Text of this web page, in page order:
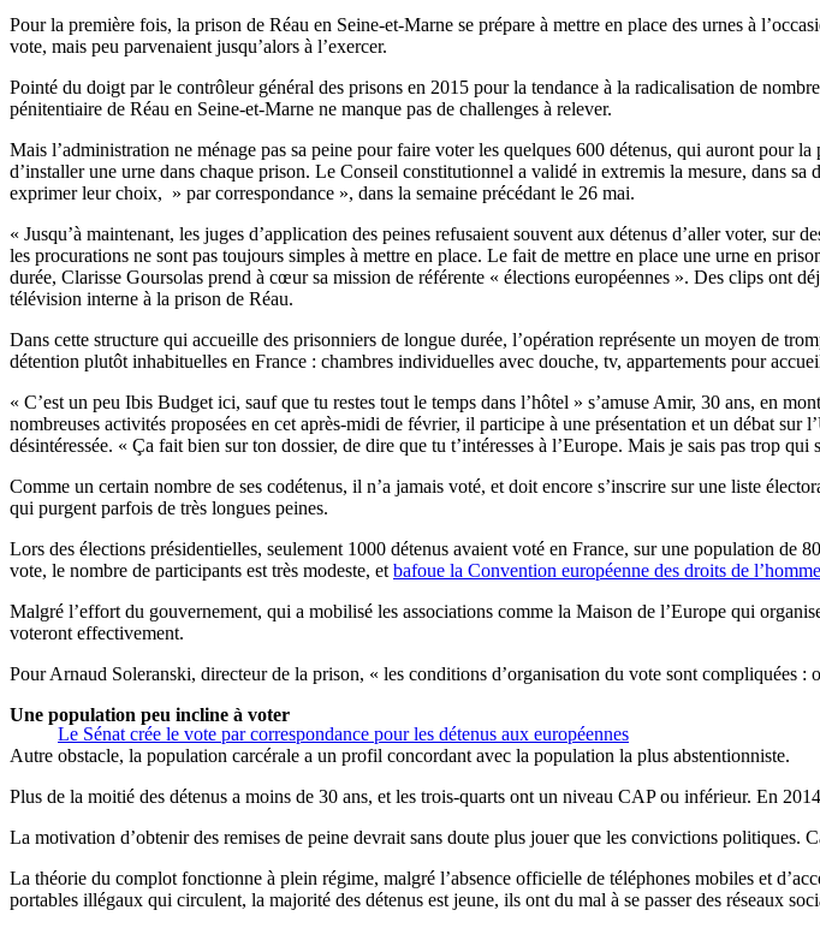
Pour la première fois, la prison de Réau en Seine-et-Marne se prépare à mettre en place des urnes à
vote, mais peu parvenaient jusqu’alors à l’exercer.
Pointé du doigt par le contrôleur général des prisons en 2015 pour la tendance à la radicalisation de
pénitentiaire de Réau en Seine-et-Marne ne manque pas de challenges à relever.
Mais l’administration ne ménage pas sa peine pour faire voter les quelques 600 détenus, qui auront pour
d’installer une urne dans chaque prison. Le Conseil constitutionnel a validé in extremis la mesure, dans
exprimer leur choix, » par correspondance », dans la semaine précédant le 26 mai.
« Jusqu’à maintenant, les juges d’application des peines refusaient souvent aux détenus d’aller voter,
les procurations ne sont pas toujours simples à mettre en place. Le fait de mettre en place une urne en
durée, Clarisse Goursolas prend à cœur sa mission de référente « élections européennes ». Des clips ont
télévision interne à la prison de Réau.
Dans cette structure qui accueille des prisonniers de longue durée, l’opération représente un moyen de
détention plutôt inhabituelles en France : chambres individuelles avec douche, tv, appartements pour
« C’est un peu Ibis Budget ici, sauf que tu restes tout le temps dans l’hôtel » s’amuse Amir, 30 ans, en
nombreuses activités proposées en cet après-midi de février, il participe à une présentation et un débat
désintéressée. « Ça fait bien sur ton dossier, de dire que tu t’intéresses à l’Europe. Mais je sais pas trop qui
Comme un certain nombre de ses codétenus, il n’a jamais voté, et doit encore s’inscrire sur une liste
qui purgent parfois de très longues peines.
Lors des élections présidentielles, seulement 1000 détenus avaient voté en France, sur une population de
vote, le nombre de participants est très modeste, et bafoue la Convention européenne des droits de l’homme
Malgré l’effort du gouvernement, qui a mobilisé les associations comme la Maison de l’Europe qui
voteront effectivement.
Pour Arnaud Soleranski, directeur de la prison, « les conditions d’organisation du vote sont
Le Sénat crée le vote par correspondance pour les détenus aux européennes
Une population peu incline à voter
Autre obstacle, la population carcérale a un profil concordant avec la population la plus abstentionniste.
Plus de la moitié des détenus a moins de 30 ans, et les trois-quarts ont un niveau CAP ou inférieur. En
La motivation d’obtenir des remises de peine devrait sans doute plus jouer que les convictions politiques.
La théorie du complot fonctionne à plein régime, malgré l’absence officielle de téléphones mobiles et
portables illégaux qui circulent, la majorité des détenus est jeune, ils ont du mal à se passer des réseaux